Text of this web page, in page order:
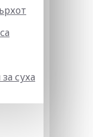
суха